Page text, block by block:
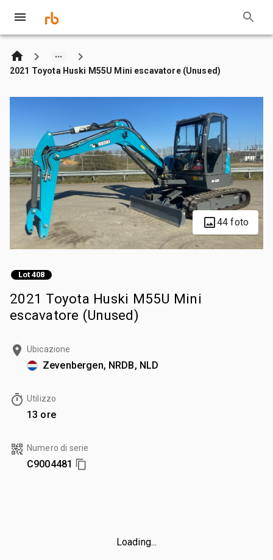
2021 Toyota Huski M55U Mini escavatore (Unused)
44 foto
Lot 408
2021 Toyota Huski M55U Mini
escavatore (Unused)
Ubicazione
Zevenbergen, NRDB, NLD
Utilizzo
13 ore
Numero di serie
C9004481
Loading...